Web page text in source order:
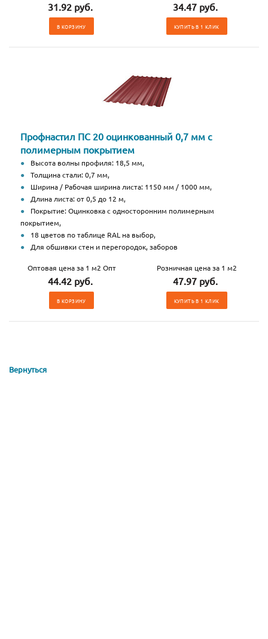
31.92 руб.
В КОРЗИНУ
34.47 руб.
КУПИТЬ В 1 КЛИК
Профнастил ПС 20 оцинкованный 0,7 мм с
полимерным покрытием
Высота волны профиля: 18,5 мм,
Толщина стали: 0,7 мм,
Ширина / Рабочая ширина листа: 1150 мм / 1000 мм,
Длина листа: от 0,5 до 12 м,
Покрытие: Оцинковка с односторонним полимерным
покрытием,
18 цветов по таблице RAL на выбор,
Для обшивки стен и перегородок, заборов
Оптовая цена за 1 м2 Опт
44.42 руб.
В КОРЗИНУ
Розничная цена за 1 м2
47.97 руб.
КУПИТЬ В 1 КЛИК
Вернуться